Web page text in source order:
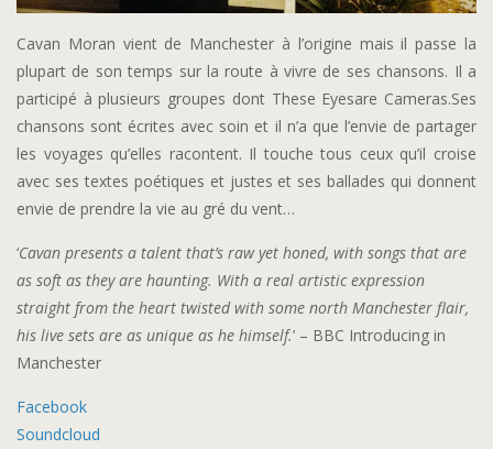
Cavan Moran vient de Manchester à l’origine mais il passe la
plupart de son temps sur la route à vivre de ses chansons. Il a
participé à plusieurs groupes dont These Eyesare Cameras.Ses
chansons sont écrites avec soin et il n’a que l’envie de partager
les voyages qu’elles racontent. Il touche tous ceux qu’il croise
avec ses textes poétiques et justes et ses ballades qui donnent
envie de prendre la vie au gré du vent…
‘Cavan presents a talent that’s raw yet honed, with songs that are
as soft as they are haunting. With a real artistic expression
straight from the heart twisted with some north Manchester flair,
his live sets are as unique as he himself.’ – BBC Introducing in
Manchester
Facebook
Soundcloud